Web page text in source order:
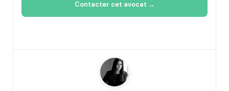
Contacter cet avocat →